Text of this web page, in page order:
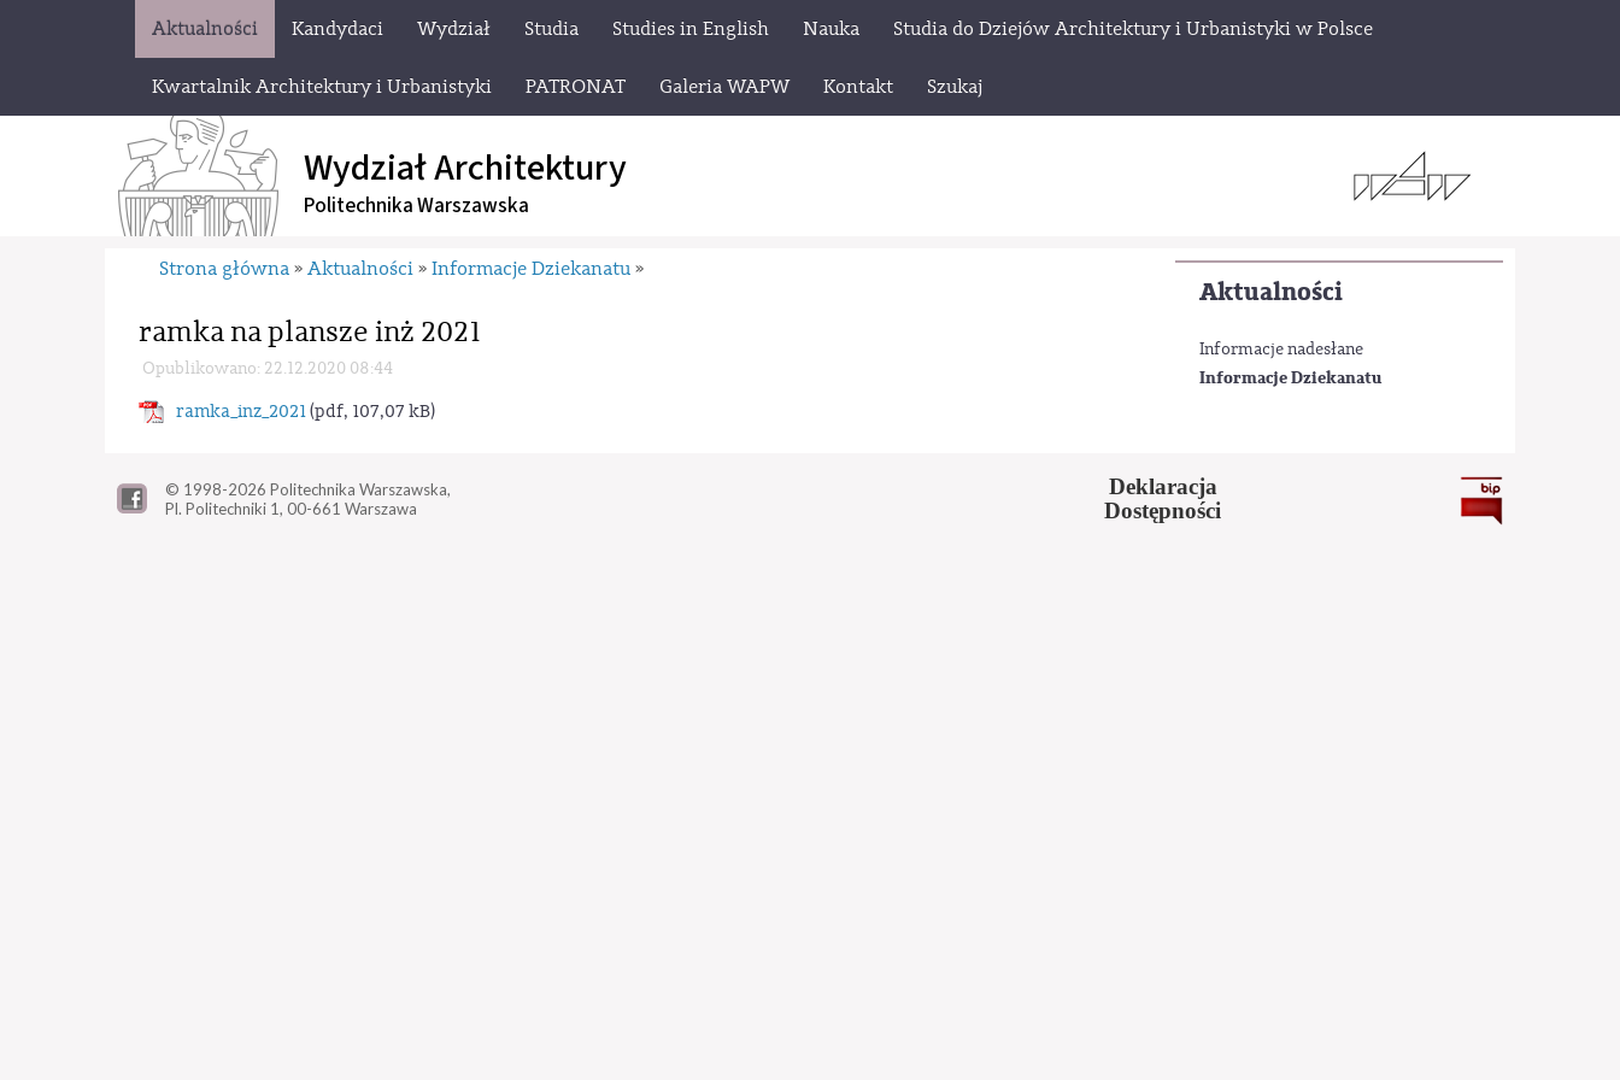
Aktualności Kandydaci Wydział Studia Studies in English Nauka Studia do Dziejów Architektury i Urbanistyki w Polsce
Kwartalnik Architektury i Urbanistyki PATRONAT Galeria WAPW Kontakt Szukaj
Wydział Architektury
Politechnika Warszawska
Aktualności
Informacje nadesłane
Informacje Dziekanatu
Strona główna » Aktualności » Informacje Dziekanatu »
ramka na plansze inż 2021
Opublikowano: 22.12.2020 08:44
ramka_inz_2021(pdf, 107,07 kB)
© 1998-2026 Politechnika Warszawska,
Pl. Politechniki 1, 00-661 Warszawa
Deklaracja
Dostępności